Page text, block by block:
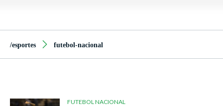
/esportes futebol-nacional
FUTEBOL NACIONAL